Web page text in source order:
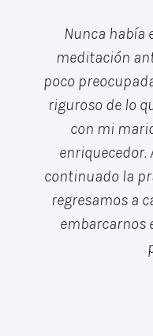
Nunca había
meditación
poco
riguroso de lo
con mi
enriquecedor.
continuado la
regresamos a
embarcarnos